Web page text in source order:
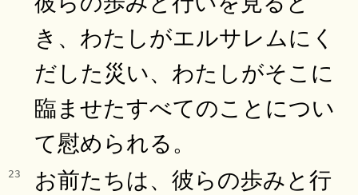
き、わたしがエルサレムにく
だした災い、わたしがそこに
臨ませたすべてのことについ
て慰められる。
23
お前たちは、彼らの歩みと行